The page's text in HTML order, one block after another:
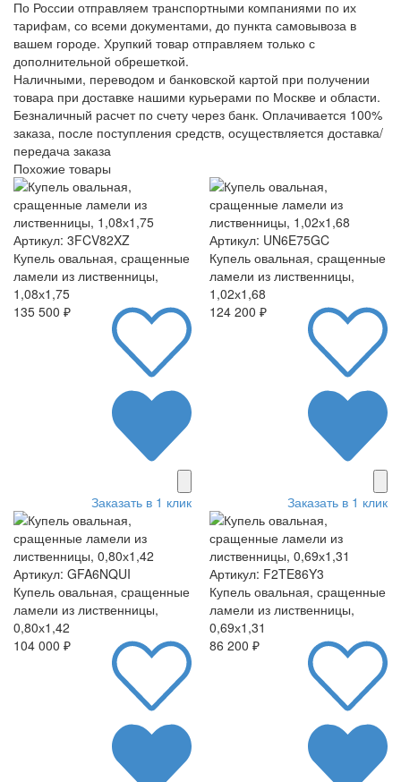
По России отправляем транспортными компаниями по их
тарифам, со всеми документами, до пункта самовывоза в
вашем городе. Хрупкий товар отправляем только с
дополнительной обрешеткой.
Наличными, переводом и банковской картой при получении
товара при доставке нашими курьерами по Москве и области.
Безналичный расчет по счету через банк. Оплачивается 100%
заказа, после поступления средств, осуществляется доставка/
передача заказа
Похожие товары
Артикул: 3FCV82XZ
Купель овальная, сращенные
ламели из лиственницы,
1,08х1,75
135 500 ₽
Заказать в 1 клик
Артикул: UN6E75GC
Купель овальная, сращенные
ламели из лиственницы,
1,02х1,68
124 200 ₽
Заказать в 1 клик
Артикул: GFA6NQUI
Купель овальная, сращенные
ламели из лиственницы,
0,80х1,42
104 000 ₽
Артикул: F2TE86Y3
Купель овальная, сращенные
ламели из лиственницы,
0,69х1,31
86 200 ₽